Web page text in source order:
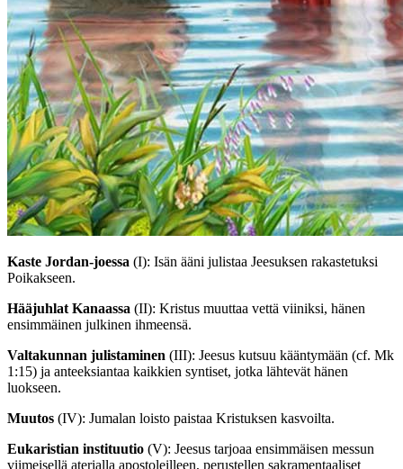
Kaste Jordan-joessa (I): Isän ääni julistaa Jeesuksen rakastetuksi
Poikakseen.
Hääjuhlat Kanaassa (II): Kristus muuttaa vettä viiniksi, hänen
ensimmäinen julkinen ihmeensä.
Valtakunnan julistaminen (III): Jeesus kutsuu kääntymään (cf. Mk
1:15) ja anteeksiantaa kaikkien syntiset, jotka lähtevät hänen
luokseen.
Muutos (IV): Jumalan loisto paistaa Kristuksen kasvoilta.
Eukaristian instituutio (V): Jeesus tarjoaa ensimmäisen messun
viimeisellä aterialla apostoleilleen, perustellen sakramentaaliset